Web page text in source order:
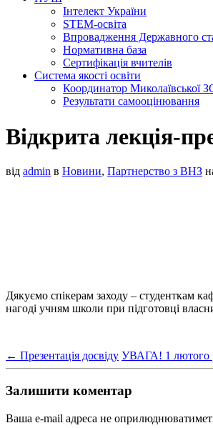
Інтелект України
STEM-освіта
Впровадження Державного
Нормативна база
Сертифікація вчителів
Система якості освіти
Координатор Миколаївської
Результати самооцінювання
Відкрита лекція-
від admin в Новини, Партнерство з ВНЗ
Дякуємо спікерам заходу – студенткам
нагоді учням школи при підготовці
← Презентація досвіду УВАГА! 1 лютого
Залишити коментар
Ваша e-mail адреса не